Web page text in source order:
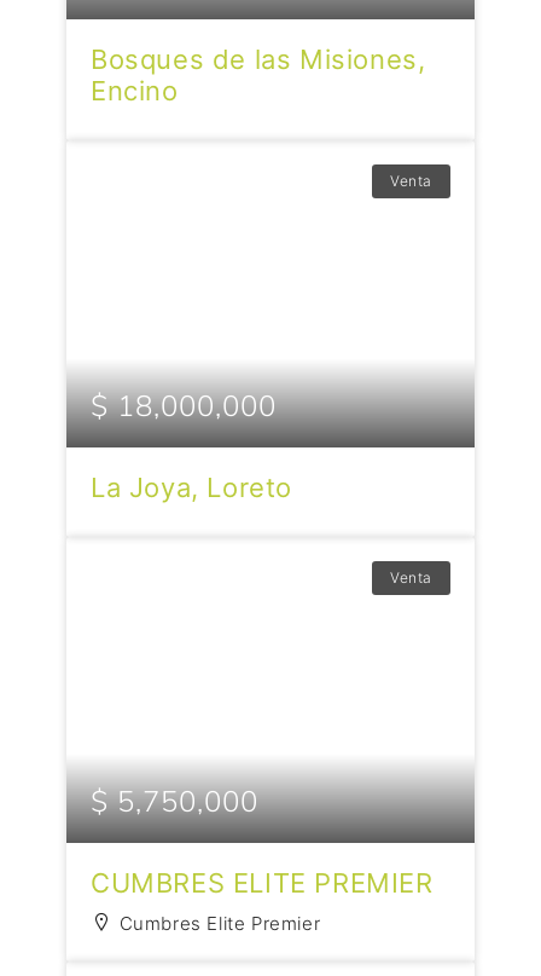
Bosques de las Misiones,
Encino
Venta
$ 18,000,000
La Joya, Loreto
Venta
$ 5,750,000
CUMBRES ELITE PREMIER
Cumbres Elite Premier